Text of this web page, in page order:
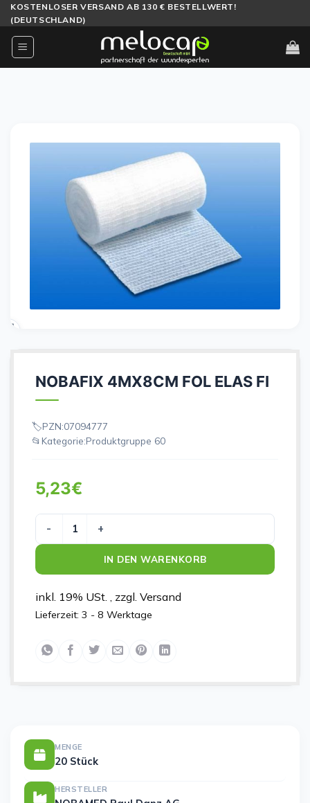
Zum
Inhalt
springen
KOSTENLOSER VERSAND AB 130 € BESTELLWERT!
(DEUTSCHLAND)
NOBAFIX 4MX8CM FOL ELAS FI
PZN:07094777
Kategorie:Produktgruppe 60
5,23€
NOBAFIX 4MX8CM FOL ELAS FI Menge
IN DEN WARENKORB
inkl. 19% USt. , zzgl. Versand
Lieferzeit: 3 - 8 Werktage
MENGE
20 Stück
HERSTELLER